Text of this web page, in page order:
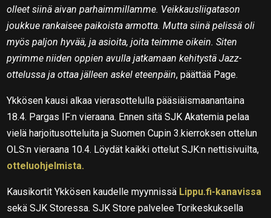
olleet siinä aivan parhaimmillamme. Veikkausliigatason
joukkue rankaisee paikoista armotta. Mutta siinä pelissä oli
myös paljon hyvää, ja asioita, joita teimme oikein. Siten
pyrimme niiden oppien avulla jatkamaan kehitystä Jazz-
ottelussa ja ottaa jälleen askel eteenpäin, päättää Page.
Ykkösen kausi alkaa vierasottelulla pääsiäismaanantaina
18.4. Pargas IF:n vieraana. Ennen sitä SJK Akatemia pelaa
vielä harjoitusotteluita ja Suomen Cupin 3.kierroksen ottelun
OLS:n vieraana 10.4. Löydät kaikki ottelut SJK:n nettisivuilta,
otteluohjelmista.
Kausikortit Ykkösen kaudelle myynnissä Lippu.fi-kanavissa
sekä SJK Storessa. SJK Store palvelee Torikeskuksella